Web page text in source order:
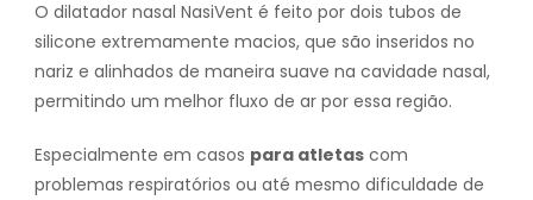
O dilatador nasal NasiVent é feito por dois tubos de
silicone extremamente macios, que são inseridos no
nariz e alinhados de maneira suave na cavidade nasal,
permitindo um melhor fluxo de ar por essa região.
Especialmente em casos para atletascom
problemas respiratórios ou até mesmo dificuldade de